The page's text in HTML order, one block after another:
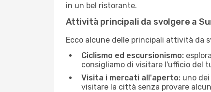
in un bel ristorante.
Attività principali da svolgere a
Ecco alcune delle principali attività da
Ciclismo ed escursionismo:
consigliamo di visitare l'ufficio del
Visita i mercati all'aperto: uno
visitare la città senza provare